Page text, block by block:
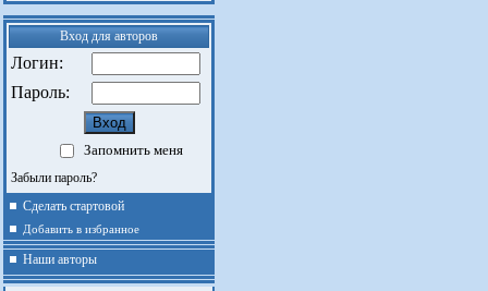
Вход для авторов
Логин:
Пароль:
Запомнить меня
Забыли пароль?
Сделать стартовой
Добавить в избранное
Наши авторы